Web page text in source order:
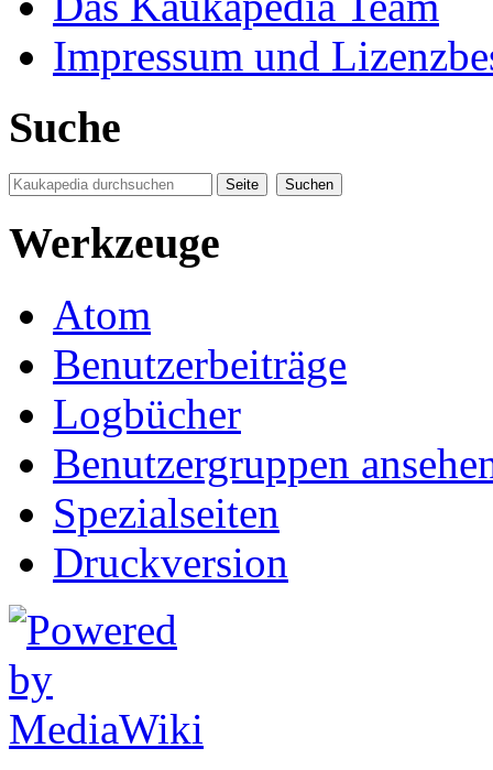
Impressum und
Suche
Werkzeuge
Atom
Benutzerbeiträge
Logbücher
Benutzergruppen
Spezialseiten
Druckversion